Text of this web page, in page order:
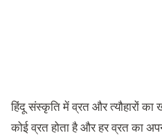
हिंदू संस्कृति में व्रत और त्यौहारों का
कोई व्रत होता है और हर व्रत का